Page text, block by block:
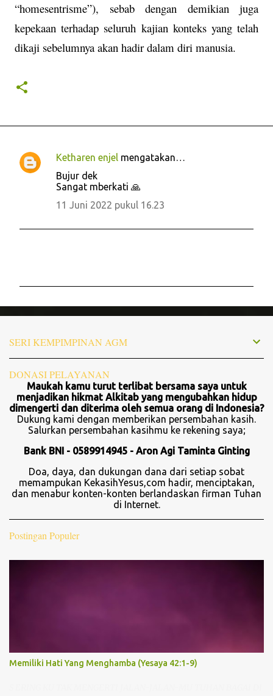
“homesentrisme”), sebab dengan demikian juga
kepekaan terhadap seluruh kajian konteks yang telah
dikaji sebelumnya akan hadir dalam diri manusia.
K
r
Ketharen enjel mengatakan…
Bujur dek
Sangat mberkati 🙏
11 Juni 2022 pukul 16.23
P
o
t
i
n
g
K
o
m
e
n
a
SERI KEMPIMPINAN AGM
DONASI PELAYANAN
Maukah kamu turut terlibat bersama saya untuk
menjadikan hikmat Alkitab yang mengubahkan hidup
dimengerti dan diterima oleh semua orang di Indonesia?
Dukung kami dengan memberikan persembahan kasih.
Salurkan persembahan kasihmu ke rekening saya;
Bank BNI - 0589914945 - Aron Agi Taminta Ginting
Doa, daya, dan dukungan dana dari setiap sobat
memampukan KekasihYesus,com hadir, menciptakan,
dan menabur konten-konten berlandaskan firman Tuhan
di Internet.
Postingan Populer
Memiliki Hati Yang Menghamba (Yesaya 42:1-9)